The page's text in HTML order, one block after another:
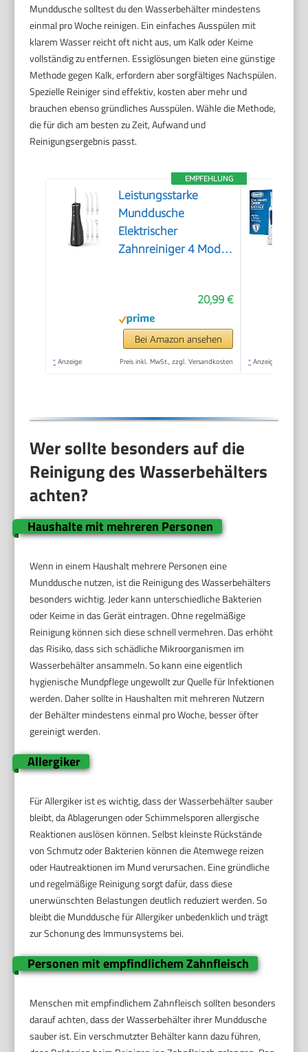
Munddusche solltest du den Wasserbehälter mindestens
einmal pro Woche reinigen. Ein einfaches Ausspülen mit
klarem Wasser reicht oft nicht aus, um Kalk oder Keime
vollständig zu entfernen. Essiglösungen bieten eine günstige
Methode gegen Kalk, erfordern aber sorgfältiges Nachspülen.
Spezielle Reiniger sind effektiv, kosten aber mehr und
brauchen ebenso gründliches Ausspülen. Wähle die Methode,
die für dich am besten zu Zeit, Aufwand und
Reinigungsergebnis passt.
EMPFEHLUNG
Leistungsstarke
Munddusche
Elektrischer
Zahnreiniger 4 Modi
20,99 €
Bei Amazon ansehen
* Anzeige Preis inkl. MwSt., zzgl. Versandkosten * Anzeige
Wer sollte besonders auf die
Reinigung des Wasserbehälters
achten?
Haushalte mit mehreren Personen
Wenn in einem Haushalt mehrere Personen eine
Munddusche nutzen, ist die Reinigung des Wasserbehälters
besonders wichtig. Jeder kann unterschiedliche Bakterien
oder Keime in das Gerät eintragen. Ohne regelmäßige
Reinigung können sich diese schnell vermehren. Das erhöht
das Risiko, dass sich schädliche Mikroorganismen im
Wasserbehälter ansammeln. So kann eine eigentlich
hygienische Mundpflege ungewollt zur Quelle für Infektionen
werden. Daher sollte in Haushalten mit mehreren Nutzern
der Behälter mindestens einmal pro Woche, besser öfter
gereinigt werden.
Allergiker
Für Allergiker ist es wichtig, dass der Wasserbehälter sauber
bleibt, da Ablagerungen oder Schimmelsporen allergische
Reaktionen auslösen können. Selbst kleinste Rückstände
von Schmutz oder Bakterien können die Atemwege reizen
oder Hautreaktionen im Mund verursachen. Eine gründliche
und regelmäßige Reinigung sorgt dafür, dass diese
unerwünschten Belastungen deutlich reduziert werden. So
bleibt die Munddusche für Allergiker unbedenklich und trägt
zur Schonung des Immunsystems bei.
Personen mit empfindlichem Zahnfleisch
Menschen mit empfindlichem Zahnfleisch sollten besonders
darauf achten, dass der Wasserbehälter ihrer Munddusche
sauber ist. Ein verschmutzter Behälter kann dazu führen,